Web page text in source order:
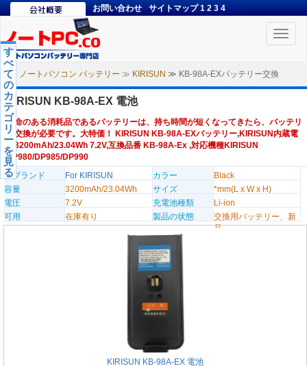
お問い合わせ サイトマップ 1 2 3 4
Toggle
ノートパソコン バッテリー ≫ KIRISUN ≫ KB-98A-EXバッテリー交換
す
べ
て
の
カ
テ
ゴ
リ
ー
を
見
る
KIRISUN KB-98A-EX 電池
寿命のある消耗品であるバッテリーは、持ち時間が短くなってきたら、バッテリ
ー交換が必要です。大特価！ KIRISUN KB-98A-EXバッテリー,KIRISUN内蔵電
池3200mAh/23.04Wh 7.2V,互換品番 KB-98A-Ex ,対応機種KIRISUN
DP980/DP985/DP990
のブランド
For KIRISUN カラー
Black
容量
3200mAh/23.04Wh サイズ
*mm(L x W x H)
電圧
7.2V 充電池種類
Li-ion
可用
在庫有り 製品の状態
交換用バッテリー、新
品
KIRISUN KB-98A-EX 電池